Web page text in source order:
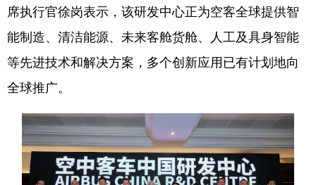
席执行官徐岗表示，该研发中心正为空客全球提供智
能制造、清洁能源、未来客舱货舱、人工及具身智能
等先进技术和解决方案，多个创新应用已有计划地向
全球推广。